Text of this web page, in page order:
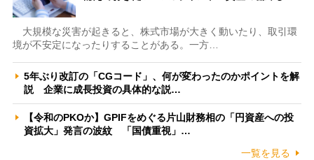
大規模な災害が起きると、株式市場が大きく動いたり、取引環
境が不安定になったりすることがある。一方…
5年ぶり改訂の「CGコード」、何が変わったのかポイントを解
説 企業に成長投資の具体的な説…
【令和のPKOか】GPIFをめぐる片山財務相の「円資産への投
資拡大」発言の波紋 「国債重視」…
一覧を見る